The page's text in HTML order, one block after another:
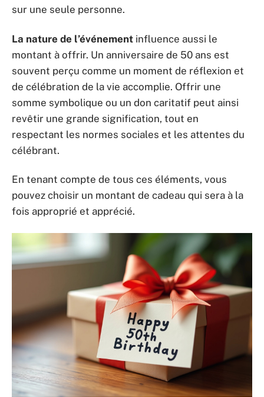
sur une seule personne.
La nature de l’événement influence aussi le
montant à offrir. Un anniversaire de 50 ans est
souvent perçu comme un moment de réflexion et
de célébration de la vie accomplie. Offrir une
somme symbolique ou un don caritatif peut ainsi
revêtir une grande signification, tout en
respectant les normes sociales et les attentes du
célébrant.
En tenant compte de tous ces éléments, vous
pouvez choisir un montant de cadeau qui sera à la
fois approprié et apprécié.